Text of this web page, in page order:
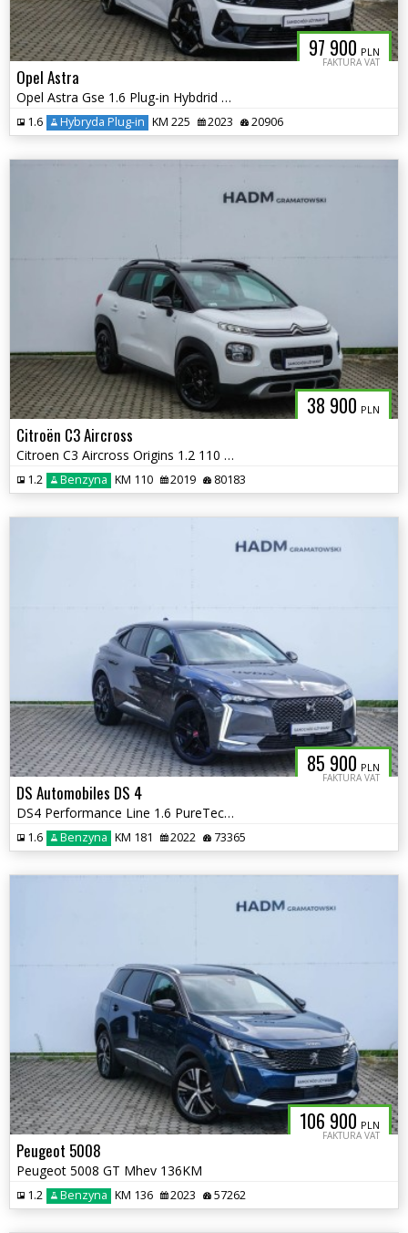
97 900 PLN
FAKTURA VAT
Opel Astra
Opel Astra Gse 1.6 Plug-in Hybdrid 225KM
1.6 Hybryda Plug-in KM 225 2023 20906
38 900 PLN
Citroën C3 Aircross
Citroen C3 Aircross Origins 1.2 110 KM
1.2 Benzyna KM 110 2019 80183
85 900 PLN
FAKTURA VAT
DS Automobiles DS 4
DS4 Performance Line 1.6 PureTech 180KM
1.6 Benzyna KM 181 2022 73365
106 900 PLN
FAKTURA VAT
Peugeot 5008
Peugeot 5008 GT Mhev 136KM
1.2 Benzyna KM 136 2023 57262